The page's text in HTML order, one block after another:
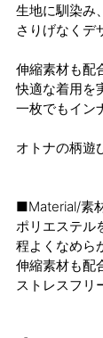
生地に馴染み
さりげなくデ
伸縮素材も配
快適な着用を
一枚でもイン
オトナの柄遊
■Material/素
ポリエステル
程よくなめら
伸縮素材も配
ストレスフリ